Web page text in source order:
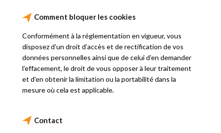
Comment bloquer les cookies
Conformément à la réglementation en vigueur, vous
disposez d’un droit d’accès et de rectification de vos
données personnelles ainsi que de celui d’en demander
l’effacement, le droit de vous opposer à leur traitement
et d’en obtenir la limitation ou la portabilité dans la
mesure où cela est applicable.
Contact